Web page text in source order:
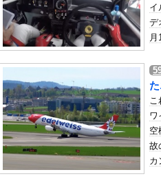
【驚愕】名作『葬送のフリーレン』凄い
【ガチ朗報】関東、もう真夏の暑さが終わ
ついに国産ヒューマノイド登場、人手不足
【日向坂46】月刊ジャイアンツ公式、重大
【悲報】桐谷さん「人生かけて7億円貯め
日向坂46藤嶌果歩、タンクトップお●ぱい
赤坂アカ「かぐや様、推しの子ヒットさ
F1ドライバー達の夏休みは「みんな海だ
【動画】 AKB48のエースさんの走りｗｗ
イ
デ
こ
ワ
空
故
カ